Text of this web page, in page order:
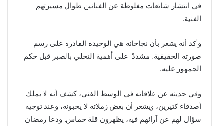
في انتشار شائعات مغلوطة عن الفنانين طوال مسيرتهم
الفنية.
وأكد أنه يشعر بأن نجاحاته هي الوحيدة القادرة على رسم
صورته الحقيقية، مشددًا على أهمية التحلي بالصبر قبل حكم
الجمهور عليه.
وفي حديثه عن علاقاته في الوسط الفني، كشف أنه لا يملك
أصدقاء كثيرين، ويشعر أن بعض زملائه لا يحبونه، وعند توجيه
سؤال لهم عن آرائهم فيه، يظهرون قلة حماس. ودعا رمضان